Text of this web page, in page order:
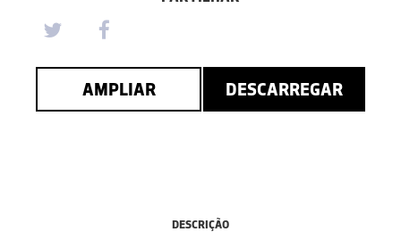
AMPLIAR DESCARREGAR
DESCRIÇÃO